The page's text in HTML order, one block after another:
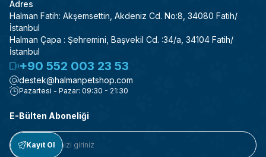
Adres
Halman Fatih: Akşemsettin, Akdeniz Cd. No:8, 34080 Fatih/
İstanbul
Halman Çapa : Şehremini, Başvekil Cd. :34/a, 34104 Fatih/
İstanbul
+90 552 003 23 53
destek@halmanpetshop.com
Pazartesi - Pazar: 09:30 - 21:30
E-Bülten Aboneliği
Kayıt Ol